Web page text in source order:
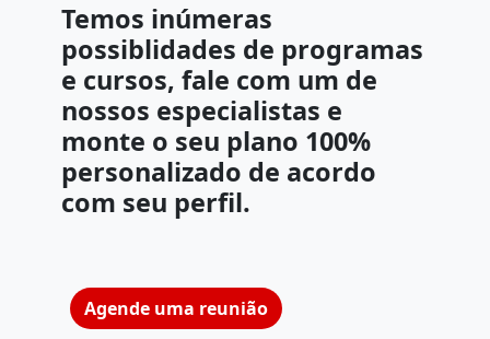
Temos inúmeras
possiblidades de programas
e cursos, fale com um de
nossos especialistas e
monte o seu plano 100%
personalizado de acordo
com seu perfil.
Agende uma reunião